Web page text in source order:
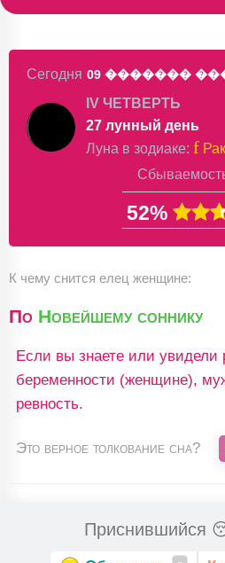
Сегодня 09 �������
IV ЧЕТВЕРТЬ
27 лунный день
Луна в зодиаке: f Рак
52%
К чему снится елец женщине:
По Новейшему соннику
Если вы знаете или увидели
беременности (женщине),
ревность.
Это верное толкование сна?
Приснившийся